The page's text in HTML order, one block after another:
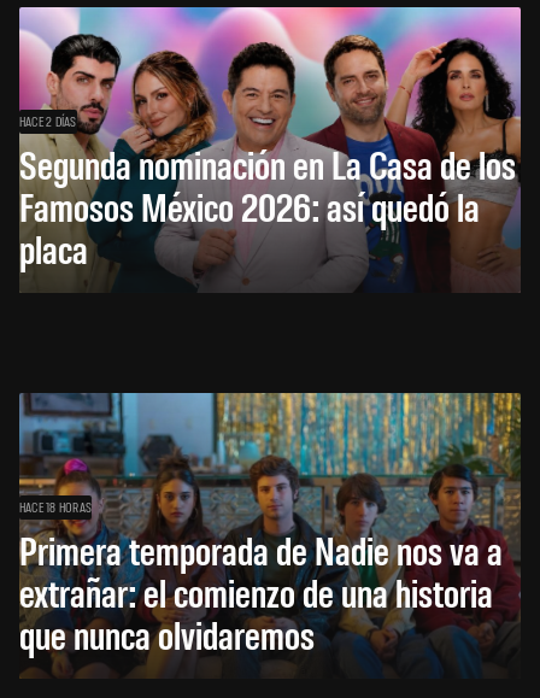
HACE 2 DÍAS
Segunda nominación en La Casa de los
Famosos México 2026: así quedó la
placa
HACE 18 HORAS
Primera temporada de Nadie nos va a
extrañar: el comienzo de una historia
que nunca olvidaremos